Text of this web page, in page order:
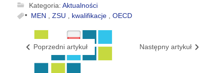
Kategoria: Aktualności
MEN , ZSU , kwalifikacje , OECD
Poprzedni artykuł Następny artykuł